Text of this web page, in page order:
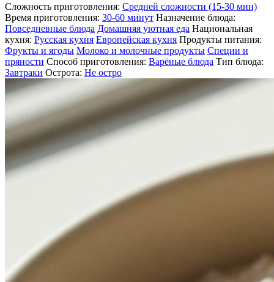
Сложность приготовления: Средней сложности (15-30 мин)
Время приготовления: 30-60 минут Назначение блюда:
Повседневные блюда Домашняя уютная еда Национальная
кухня: Русская кухня Европейская кухня Продукты питания:
Фрукты и ягоды Молоко и молочные продукты Специи и
пряности Способ приготовления: Варёные блюда Тип блюда:
Завтраки Острота: Не остро